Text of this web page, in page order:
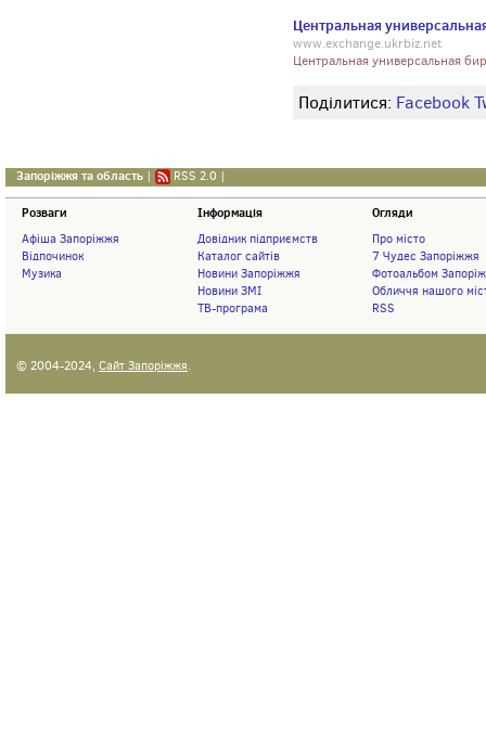
Центральная
www.exchange.ukrbiz.net
Центральная универсальная
Поділитися: Facebook
Запоріжжя та область | RSS 2.0 |
Розваги
Афіша Запоріжжя
Відпочинок
Музика
Інформація
Довідник підприємств
Каталог сайтів
Новини Запоріжжя
Новини ЗМІ
ТВ-програма
Огляди
Про місто
7 Чудес Запоріжжя
Фотоальбом
Обличчя нашого
RSS
© 2004-2024, Сайт Запоріжжя.